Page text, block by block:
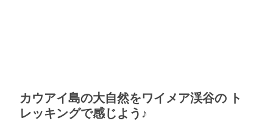
カウアイ島の大自然をワイメア渓谷の ト
レッキングで感じよう♪